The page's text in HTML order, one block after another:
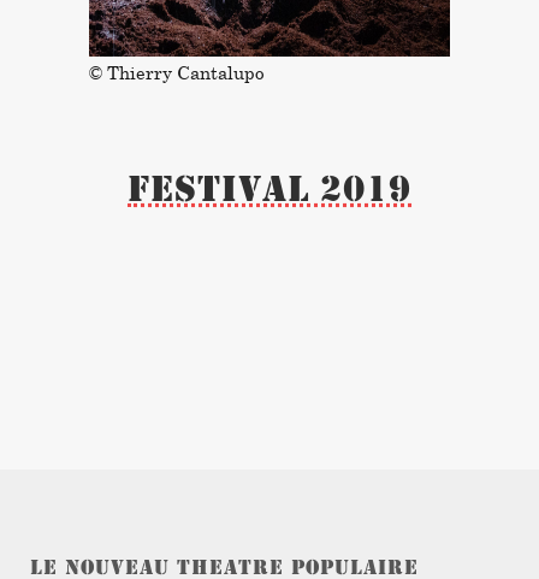
© Thierry Cantalupo
Festival 2019
LE NOUVEAU THEATRE POPULAIRE